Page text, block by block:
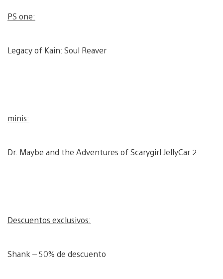
PS one:
Legacy of Kain: Soul Reaver
minis:
Dr. Maybe and the Adventures of Scarygirl JellyCar 2
Descuentos exclusivos:
Shank – 50% de descuento